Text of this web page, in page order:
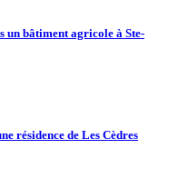
un bâtiment agricole à Ste-
résidence de Les Cèdres